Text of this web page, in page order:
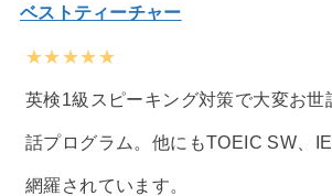
ベストティーチャー
★★★★★
英検1級スピーキング対策で大変お世
話プログラム。他にもTOEIC SW、
網羅されています。